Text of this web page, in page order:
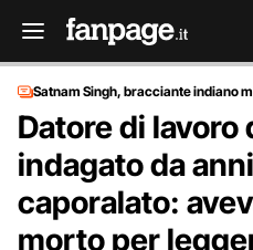
Satnam Singh, bracciante indiano
Datore di lavoro
indagato da
caporalato:
morto per